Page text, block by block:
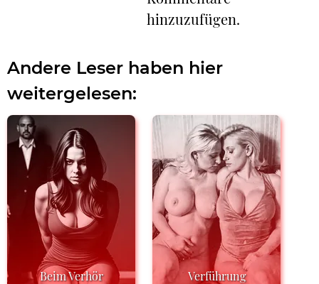
hinzuzufügen.
Andere Leser haben hier
weitergelesen:
Beim Verhör Verführung